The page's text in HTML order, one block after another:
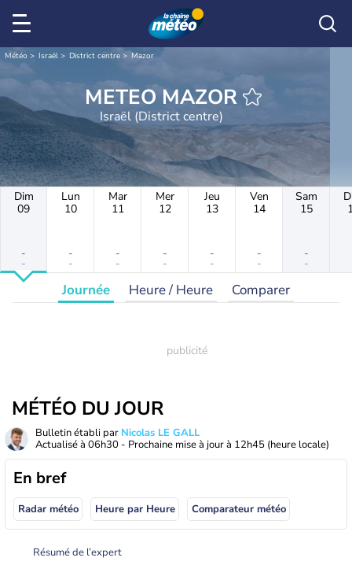
Météo Israël District centre Mazor
METEO MAZOR
Israël (District centre)
Dim
09
-
-
Lun
10
-
-
Mar
11
-
-
Mer
12
-
-
Jeu
13
-
-
Ven
14
-
-
Sam
15
-
-
Journée Heure / Heure Comparer
MÉTÉO DU JOUR
Bulletin établi par Nicolas LE GALL
Actualisé à 06h30 - Prochaine mise à jour à 12h45 (heure locale)
En bref
Radar météo Heure par Heure Comparateur météo
Résumé de l’expert